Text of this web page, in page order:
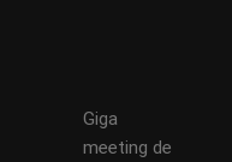
Giga
meeting de